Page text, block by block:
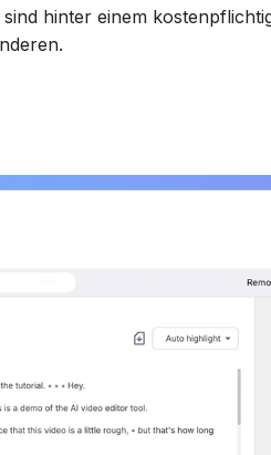
hinter einem